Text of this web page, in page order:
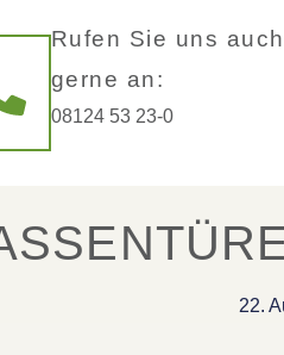
Rufen Sie uns auch
gerne an:
08124 53 23-0
22.